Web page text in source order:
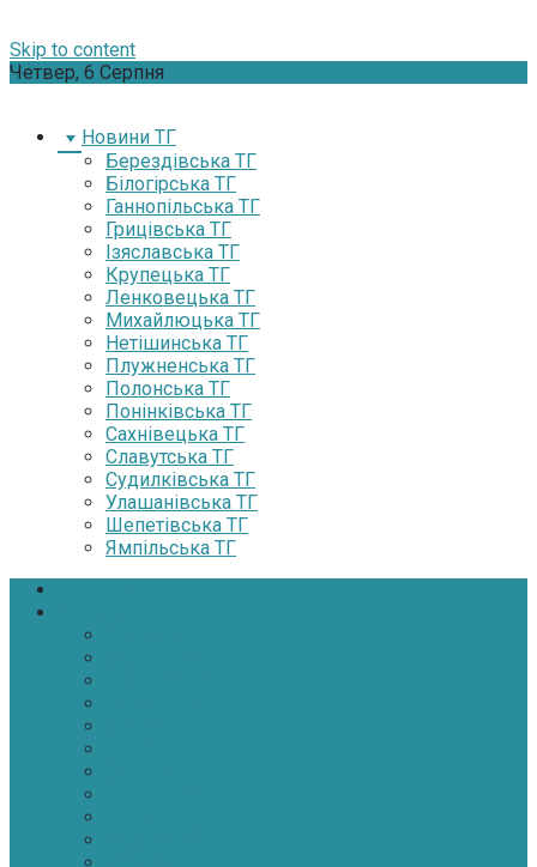
Skip to content
Четвер, 6 Серпня
Новини ТГ
Берездівська ТГ
Білогірська ТГ
Ганнопільська ТГ
Грицівська ТГ
Ізяславська ТГ
Крупецька ТГ
Ленковецька ТГ
Михайлюцька ТГ
Нетішинська ТГ
Плужненська ТГ
Полонська ТГ
Понінківська ТГ
Сахнівецька ТГ
Славутська ТГ
Судилківська ТГ
Улашанівська ТГ
Шепетівська ТГ
Ямпільська ТГ